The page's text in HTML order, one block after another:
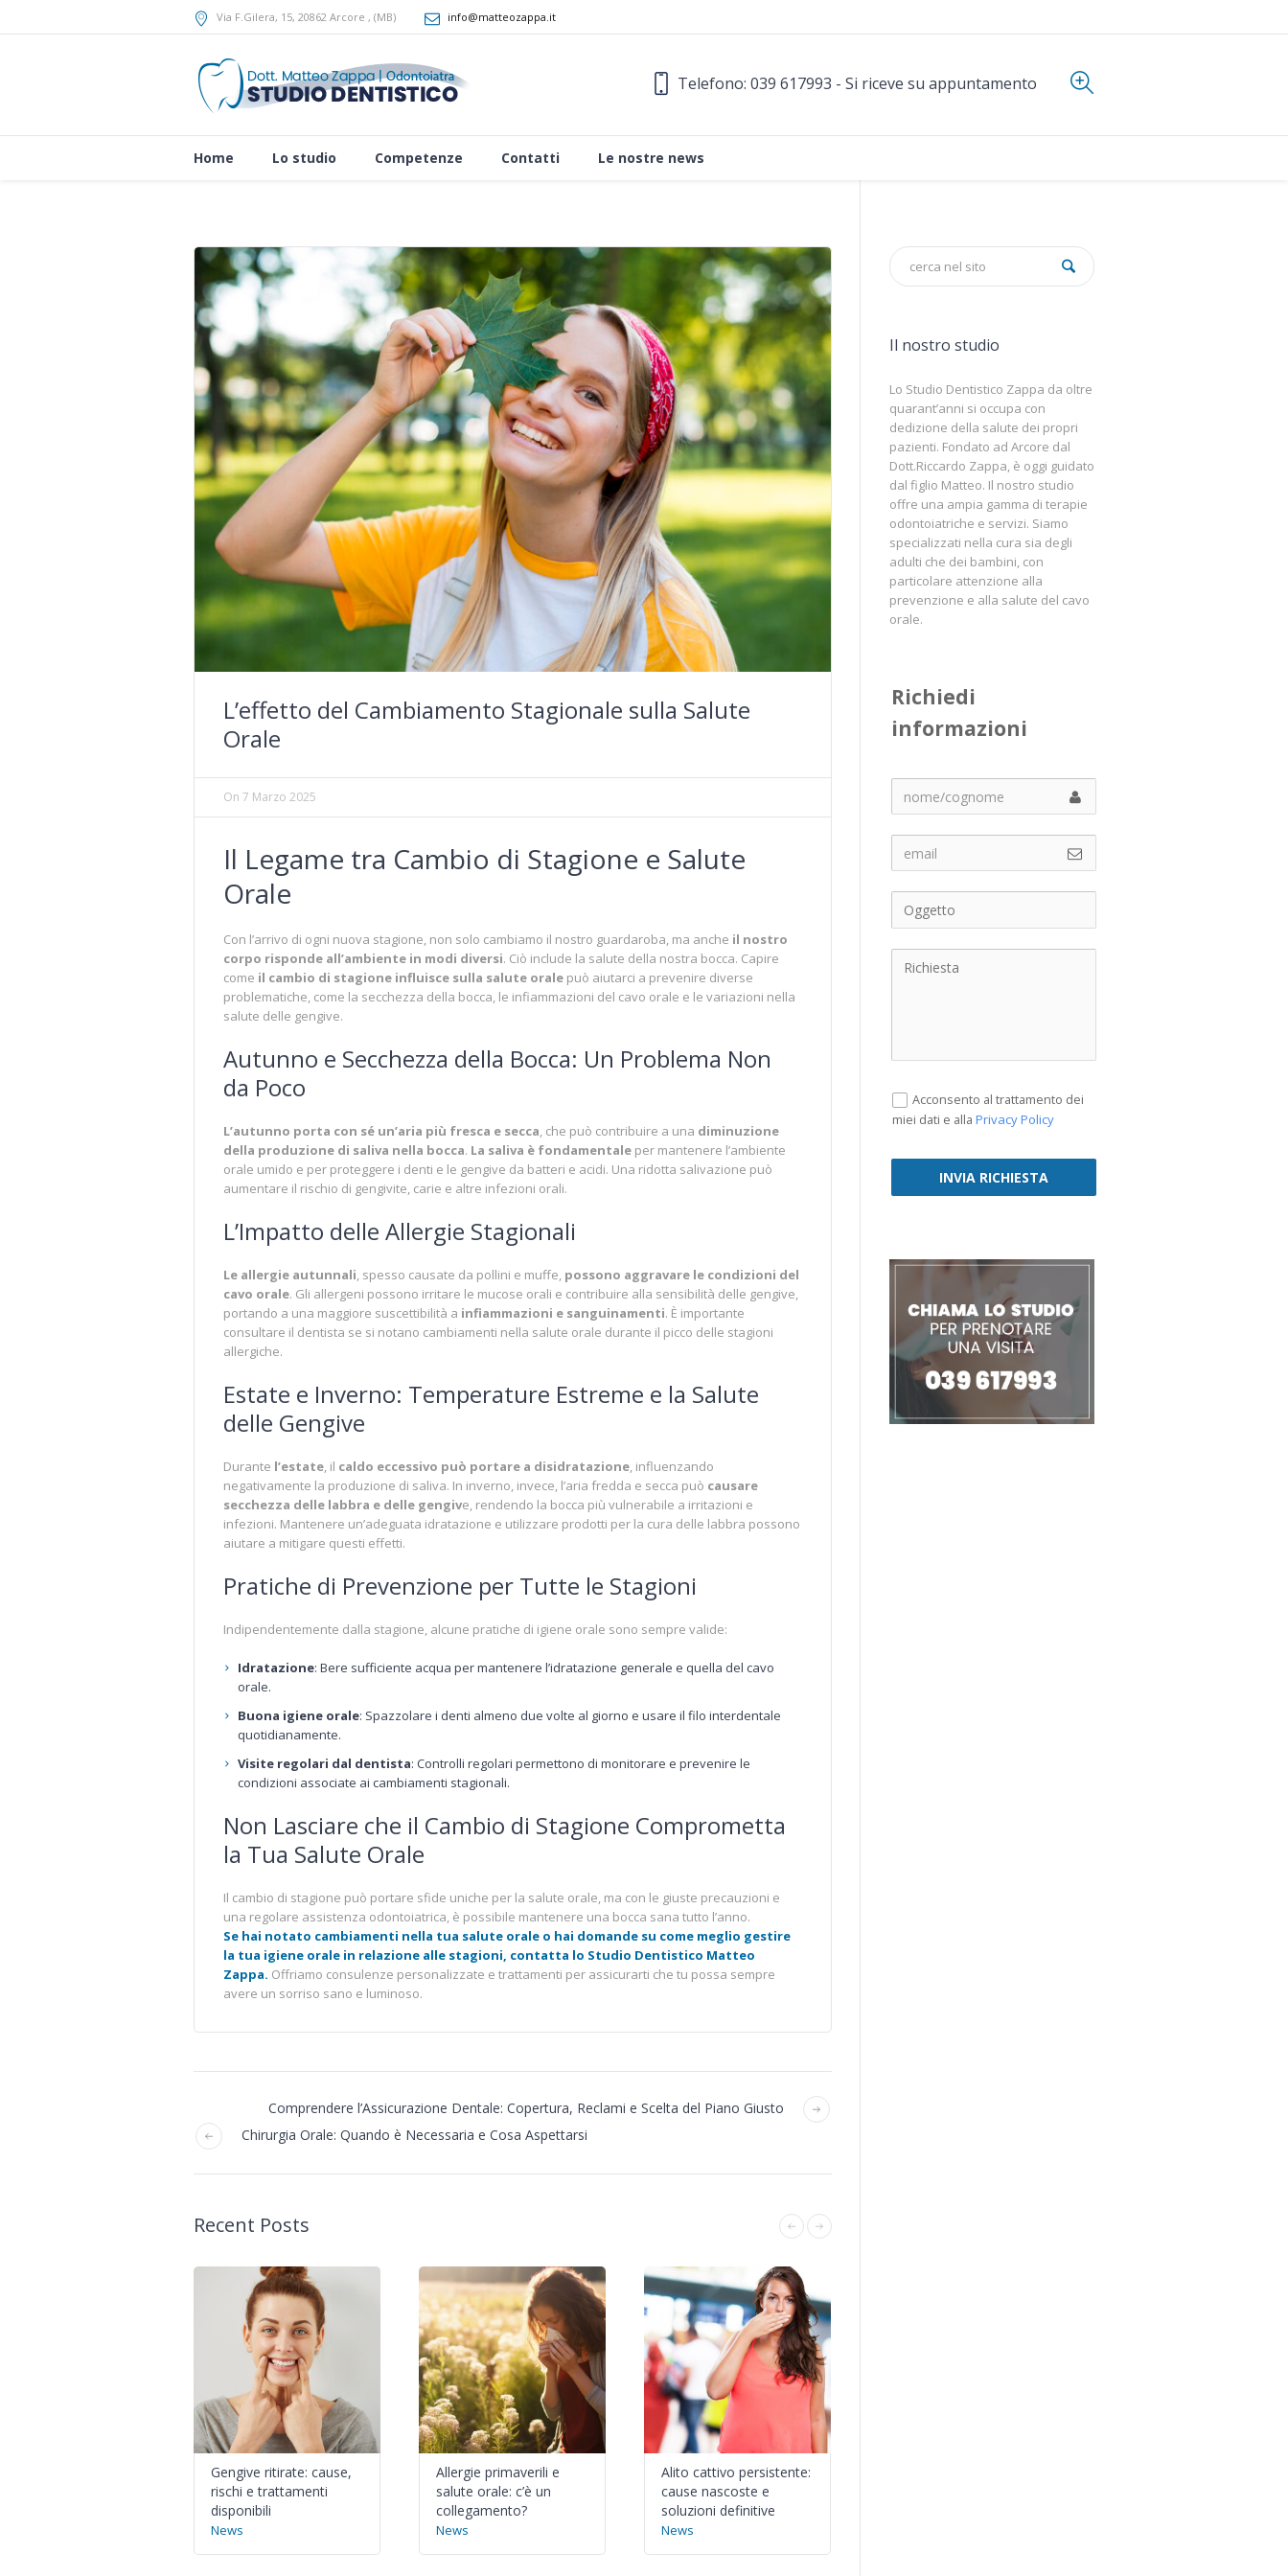
Via F.Gilera, 15, 20862 Arcore , (MB) info@matteozappa.it
Telefono: 039 617993 - Si riceve su appuntamento
Home Lo studio Competenze Contatti Le nostre news
L’effetto del Cambiamento Stagionale sulla Salute
Orale
On 7 Marzo 2025
Il Legame tra Cambio di Stagione e Salute
Orale
Con l’arrivo di ogni nuova stagione, non solo cambiamo il nostro guardaroba, ma anche il nostro
corpo risponde all’ambiente in modi diversi. Ciò include la salute della nostra bocca. Capire
come il cambio di stagione influisce sulla salute orale può aiutarci a prevenire diverse
problematiche, come la secchezza della bocca, le infiammazioni del cavo orale e le variazioni nella
salute delle gengive.
Autunno e Secchezza della Bocca: Un Problema Non
da Poco
L’autunno porta con sé un’aria più fresca e secca, che può contribuire a una diminuzione
della produzione di saliva nella bocca. La saliva è fondamentale per mantenere l’ambiente
orale umido e per proteggere i denti e le gengive da batteri e acidi. Una ridotta salivazione può
aumentare il rischio di gengivite, carie e altre infezioni orali.
L’Impatto delle Allergie Stagionali
Le allergie autunnali, spesso causate da pollini e muffe, possono aggravare le condizioni del
cavo orale. Gli allergeni possono irritare le mucose orali e contribuire alla sensibilità delle gengive,
portando a una maggiore suscettibilità a infiammazioni e sanguinamenti. È importante
consultare il dentista se si notano cambiamenti nella salute orale durante il picco delle stagioni
allergiche.
Estate e Inverno: Temperature Estreme e la Salute
delle Gengive
Durante l’estate, il caldo eccessivo può portare a disidratazione, influenzando
negativamente la produzione di saliva. In inverno, invece, l’aria fredda e secca può causare
secchezza delle labbra e delle gengive, rendendo la bocca più vulnerabile a irritazioni e
infezioni. Mantenere un’adeguata idratazione e utilizzare prodotti per la cura delle labbra possono
aiutare a mitigare questi effetti.
Pratiche di Prevenzione per Tutte le Stagioni
Indipendentemente dalla stagione, alcune pratiche di igiene orale sono sempre valide:
Idratazione: Bere sufficiente acqua per mantenere l’idratazione generale e quella del cavo
orale.
Buona igiene orale: Spazzolare i denti almeno due volte al giorno e usare il filo interdentale
quotidianamente.
Visite regolari dal dentista: Controlli regolari permettono di monitorare e prevenire le
condizioni associate ai cambiamenti stagionali.
Non Lasciare che il Cambio di Stagione Comprometta
la Tua Salute Orale
Il cambio di stagione può portare sfide uniche per la salute orale, ma con le giuste precauzioni e
una regolare assistenza odontoiatrica, è possibile mantenere una bocca sana tutto l’anno.
Se hai notato cambiamenti nella tua salute orale o hai domande su come meglio gestire
la tua igiene orale in relazione alle stagioni, contatta lo Studio Dentistico Matteo
Zappa. Offriamo consulenze personalizzate e trattamenti per assicurarti che tu possa sempre
avere un sorriso sano e luminoso.
Comprendere l’Assicurazione Dentale: Copertura, Reclami e Scelta del Piano Giusto
Chirurgia Orale: Quando è Necessaria e Cosa Aspettarsi
Recent Posts
Gengive ritirate: cause,
rischi e trattamenti
disponibili
News
Allergie primaverili e
salute orale: c’è un
collegamento?
News
Alito cattivo persistente:
cause nascoste e
soluzioni definitive
News
Il nostro studio
Lo Studio Dentistico Zappa da oltre
quarant’anni si occupa con
dedizione della salute dei propri
pazienti. Fondato ad Arcore dal
Dott.Riccardo Zappa, è oggi guidato
dal figlio Matteo. Il nostro studio
offre una ampia gamma di terapie
odontoiatriche e servizi. Siamo
specializzati nella cura sia degli
adulti che dei bambini, con
particolare attenzione alla
prevenzione e alla salute del cavo
orale.
Richiedi
informazioni
Acconsento al trattamento dei
miei dati e alla Privacy Policy
INVIA RICHIESTA